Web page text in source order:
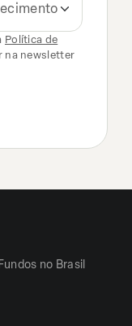
Política de
na newsletter
no Brasil